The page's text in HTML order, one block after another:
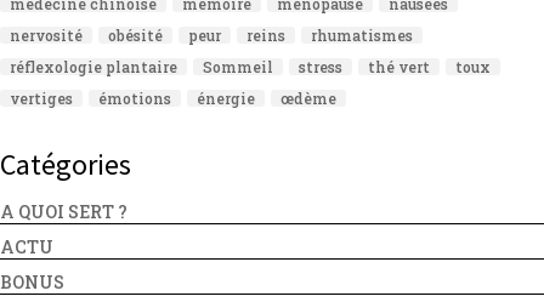
médecine chinoise
mémoire ménopause
nausées
nervosité
obésité peur reins
rhumatismes
réflexologie plantaire
Sommeil stress thé vert
toux
vertiges
émotions énergie œdème
Catégories
A QUOI SERT ?
ACTU
BONUS